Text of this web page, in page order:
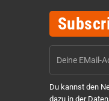
Du kannst den
dazu in der